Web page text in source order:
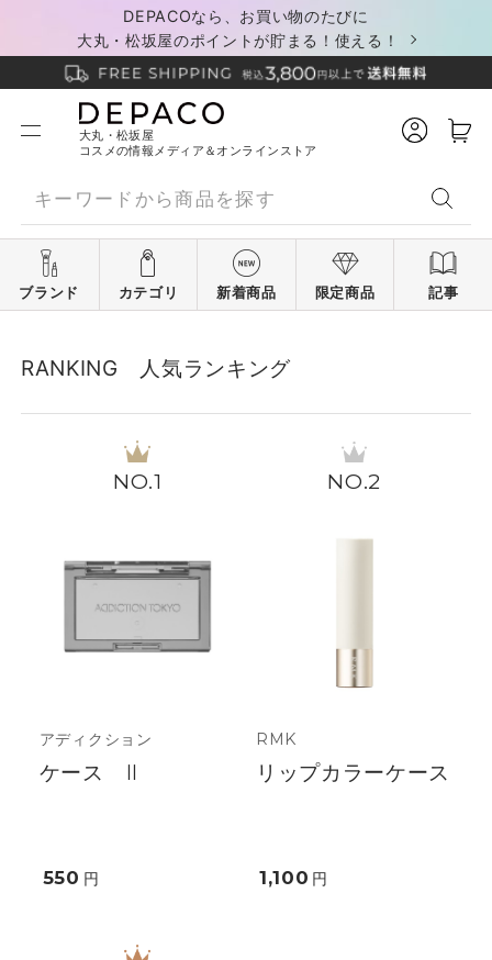
DEPACOなら、お買い物のたびに
大丸・松坂屋のポイントが貯まる！使える！
大丸・松坂屋
コスメの情報メディア＆オンラインストア
ブランド カテゴリ 新着商品 限定商品 記事
RANKING 人気ランキング
1
アディクション
ケース II
550 円
2
RMK
リップカラーケース
1,100 円